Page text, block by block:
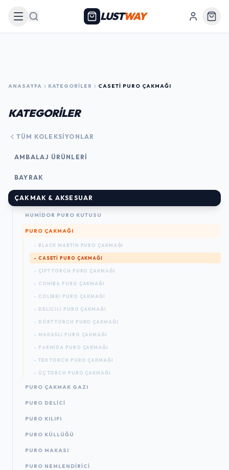
Arama LUSTWAY
ANASAYFA KATEGORILER CASETI PURO ÇAKMAĞI
KATEGORİLER
TÜM KOLEKSIYONLAR
AMBALAJ ÜRÜNLERI
BAYRAK
ÇAKMAK & AKSESUAR
HUMIDOR PURO KUTUSU
PURO ÇAKMAĞI
- BLACK MARTIN PURO ÇAKMAĞI
- CASETI PURO ÇAKMAĞI
- ÇIFT TORCH PURO ÇAKMAĞI
- COHIBA PURO ÇAKMAĞI
- COLIBRI PURO ÇAKMAĞI
- DELICILI PURO ÇAKMAĞI
- DÖRT TORCH PURO ÇAKMAĞI
- MAKASLI PURO ÇAKMAĞI
- PARMIDA PURO ÇAKMAĞI
- TEK TORCH PURO ÇAKMAĞI
- ÜÇ TORCH PURO ÇAKMAĞI
PURO ÇAKMAK GAZI
PURO DELICI
PURO KILIFI
PURO KÜLLÜĞÜ
PURO MAKASI
PURO NEMLENDIRICI